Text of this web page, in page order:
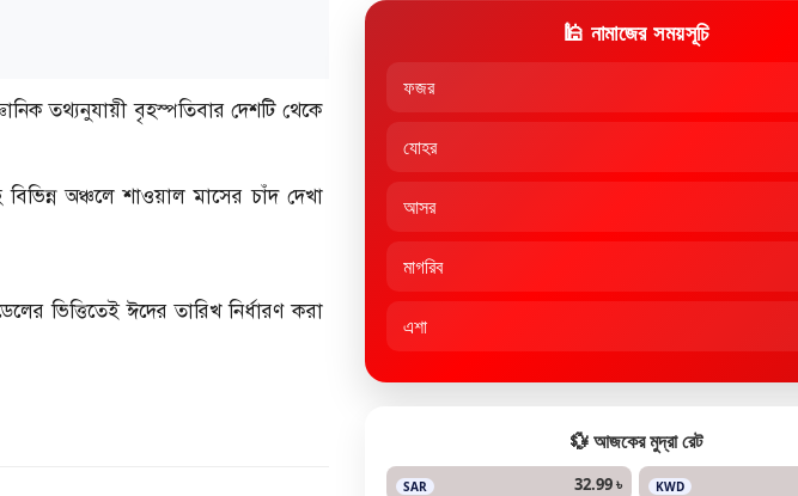
তথ্যনুযায়ী বৃহস্পতিবার দেশটি থেকে
অঞ্চলে শাওয়াল মাসের চাঁদ দেখা
ভিত্তিতেই ঈদের তারিখ নির্ধারণ করা
🕌 নামাজের সময়সূচি
ফজর
যোহর
আসর
মাগরিব
এশা
💱 আজকের মুদ্রা রেট
SAR 32.99 ৳ KWD